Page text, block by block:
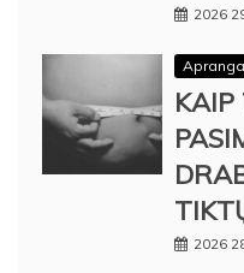
2026
Apranga
KAIP
2026